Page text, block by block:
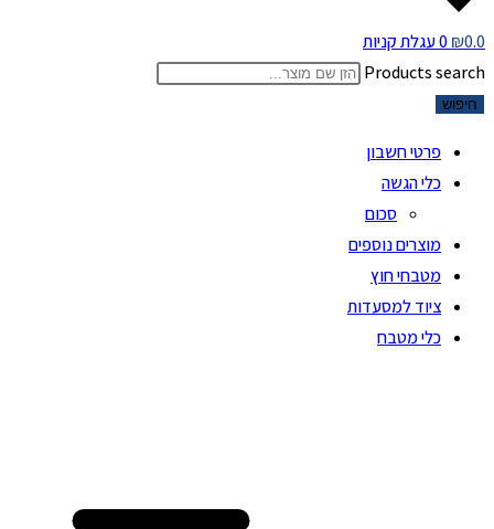
₪0.0
0 עגלת קניות
Products search
חיפוש
פרטי חשבון
כלי הגשה
סכום
מוצרים נוספים
מטבחי חוץ
ציוד למסעדות
כלי מטבח